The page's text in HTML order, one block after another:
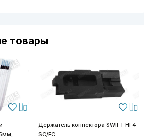
товары
Держатель коннектора SWIFT HF4-
SC/FC